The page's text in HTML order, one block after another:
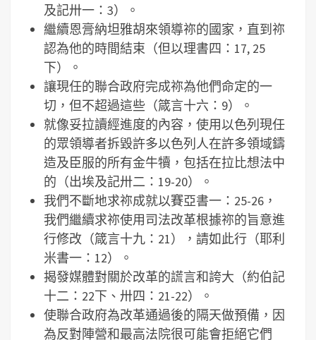
及記卅一：3）。
繼續恩膏納坦雅胡來領導祢的國家，直到祢
認為他的時間結束（但以理書四：17, 25
下）。
讓現任的聯合政府完成祢為他們命定的一
切，但不超過這些（箴言十六：9）。
就像妥拉讀經進度的內容，使用以色列現任
的眾領導者拆毀許多以色列人在許多領域鑄
造及臣服的所有金牛犢，包括在拉比想法中
的（出埃及記卅二：19-20）。
我們不斷地求祢成就以賽亞書一：25-26，
我們繼續求祢使用司法改革根據祢的旨意進
行修改（箴言十九：21），請如此行（耶利
米書一：12）。
揭發媒體對關於改革的謊言和誇大（約伯記
十二：22下、卅四：21-22）。
使聯合政府為改革通過後的隔天做預備，因
為反對陣營和最高法院很可能會拒絕它們